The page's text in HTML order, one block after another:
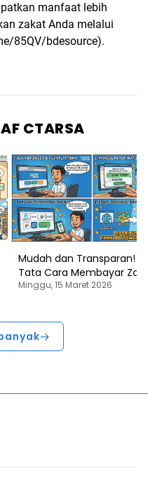
manfaat lebih
zakat Anda melalui
85QV/bdesource).
CTARSA
Mudah dan Transparan! Ini
Tata Cara Membayar
Infaq, Sedekah, dan Wakaf
Minggu, 15 Maret 2026